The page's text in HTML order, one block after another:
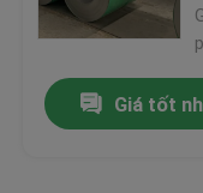
Video
Về chúng tôi
Giá tốt